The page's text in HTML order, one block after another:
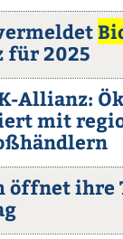
für 2025
Allianz:
mit
öffnet ihre